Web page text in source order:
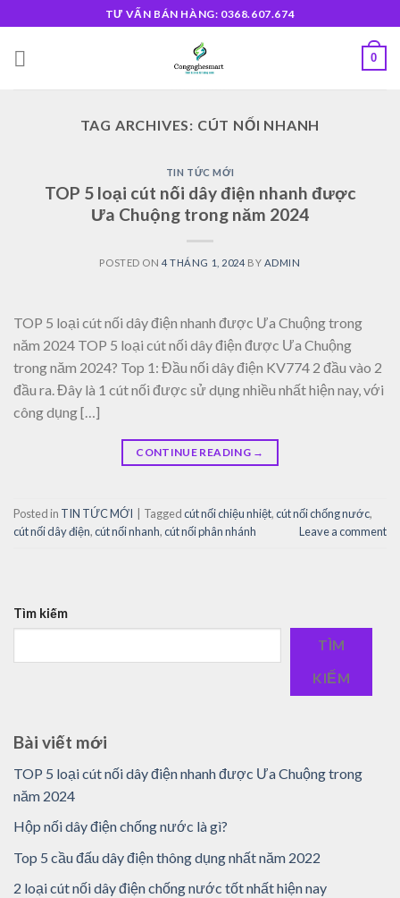
to
content
TƯ VẤN BÁN HÀNG: 0368.607.674
0
TAG ARCHIVES: CÚT NỐI NHANH
TIN TỨC MỚI
TOP 5 loại cút nối dây điện nhanh được
Ưa Chuộng trong năm 2024
POSTED ON4 THÁNG 1, 2024 BY ADMIN
TOP 5 loại cút nối dây điện nhanh được Ưa Chuộng trong
năm 2024 TOP 5 loại cút nối dây điện được Ưa Chuộng
trong năm 2024? Top 1: Đầu nối dây điện KV774 2 đầu vào 2
đầu ra. Đây là 1 cút nối được sử dụng nhiều nhất hiện nay, với
công dụng […]
CONTINUE READING →
Posted in TIN TỨC MỚI Taggedcút nối chiệu nhiệt,cút nối chống nước,
cút nối dây điện,cút nối nhanh,cút nối phân nhánh Leave a comment
Tìm kiếm
TÌM
KIẾM
Bài viết mới
TOP 5 loại cút nối dây điện nhanh được Ưa Chuộng trong
năm 2024
Hộp nối dây điện chống nước là gì?
Top 5 cầu đấu dây điện thông dụng nhất năm 2022
2 loại cút nối dây điện chống nước tốt nhất hiện nay